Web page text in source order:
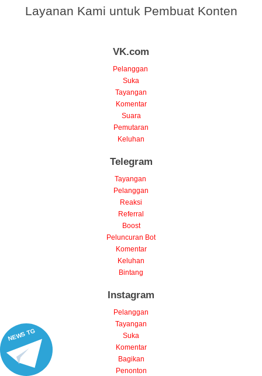
NEWS TG
Layanan Kami untuk Pembuat Konten
VK.com
Pelanggan
Suka
Tayangan
Komentar
Suara
Pemutaran
Keluhan
Telegram
Tayangan
Pelanggan
Reaksi
Referral
Boost
Peluncuran Bot
Komentar
Keluhan
Bintang
Instagram
Pelanggan
Tayangan
Suka
Komentar
Bagikan
Penonton